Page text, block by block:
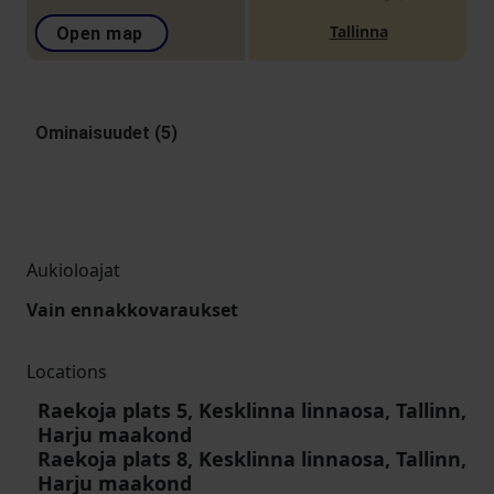
Open map Tallinna
Ominaisuudet (5)
Aukioloajat
Vain ennakkovaraukset
Locations
Raekoja plats 5, Kesklinna linnaosa, Tallinn,
Harju maakond
Raekoja plats 8, Kesklinna linnaosa, Tallinn,
Harju maakond